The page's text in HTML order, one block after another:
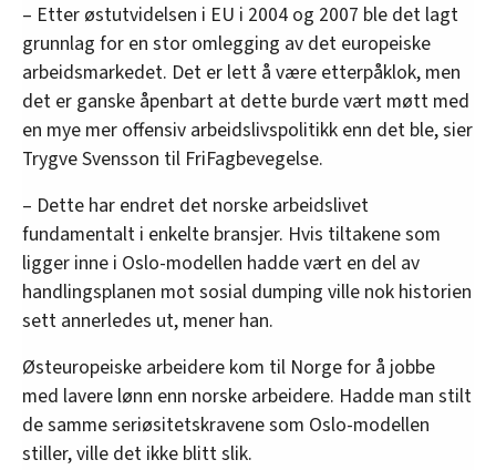
– Etter østutvidelsen i EU i 2004 og 2007 ble det lagt
grunnlag for en stor omlegging av det europeiske
arbeidsmarkedet. Det er lett å være etterpåklok, men
det er ganske åpenbart at dette burde vært møtt med
en mye mer offensiv arbeidslivspolitikk enn det ble, sier
Trygve Svensson til FriFagbevegelse.
– Dette har endret det norske arbeidslivet
fundamentalt i enkelte bransjer. Hvis tiltakene som
ligger inne i Oslo-modellen hadde vært en del av
handlingsplanen mot sosial dumping ville nok historien
sett annerledes ut, mener han.
Østeuropeiske arbeidere kom til Norge for å jobbe
med lavere lønn enn norske arbeidere. Hadde man stilt
de samme seriøsitetskravene som Oslo-modellen
stiller, ville det ikke blitt slik.